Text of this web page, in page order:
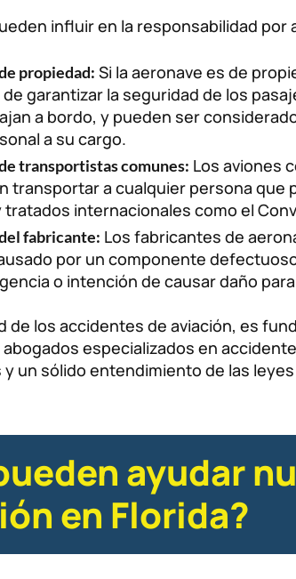
influir en la responsabilidad por
propiedad: Si la aeronave es de
garantizar la seguridad de los
a bordo, y pueden ser
a su cargo.
transportistas comunes: Los aviones
transportar a cualquier persona que
tratados internacionales como el
fabricante: Los fabricantes de
por un componente
o intención de causar daño
de los accidentes de aviación, es
especializados en
un sólido entendimiento de las
ayudar
en Florida?